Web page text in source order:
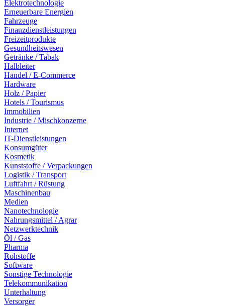
Elektrotechnologie
Erneuerbare Energien
Fahrzeuge
Finanzdienstleistungen
Freizeitprodukte
Gesundheitswesen
Getränke / Tabak
Halbleiter
Handel / E-Commerce
Hardware
Holz / Papier
Hotels / Tourismus
Immobilien
Industrie / Mischkonzerne
Internet
IT-Dienstleistungen
Konsumgüter
Kosmetik
Kunststoffe / Verpackungen
Logistik / Transport
Luftfahrt / Rüstung
Maschinenbau
Medien
Nanotechnologie
Nahrungsmittel / Agrar
Netzwerktechnik
Öl / Gas
Pharma
Rohstoffe
Software
Sonstige Technologie
Telekommunikation
Unterhaltung
Versorger